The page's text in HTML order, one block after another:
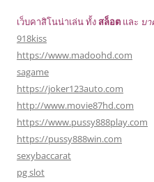
เว็บคาสิโนน่าเล่น ทั้งสล็อต และ บ
918kiss
https://www.madoohd.com
sagame
https://joker123auto.com
http://www.movie87hd.com
https://www.pussy888play.com
https://pussy888win.com
sexybaccarat
pg slot